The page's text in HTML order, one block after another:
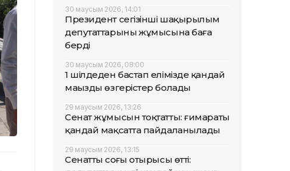
30 маусым 2026, 14:01
Президент сегізінші шақырылым
депутаттарының жұмысына баға
берді
30 маусым 2026, 08:00
1 шілдеден бастап елімізде қандай
маңызды өзгерістер болады
29 маусым 2026, 13:26
Сенат жұмысын тоқтатты: ғимараты
қандай мақсатта пайдаланылады
29 маусым 2026, 13:15
Сенаттың соңғы отырысы өтті: